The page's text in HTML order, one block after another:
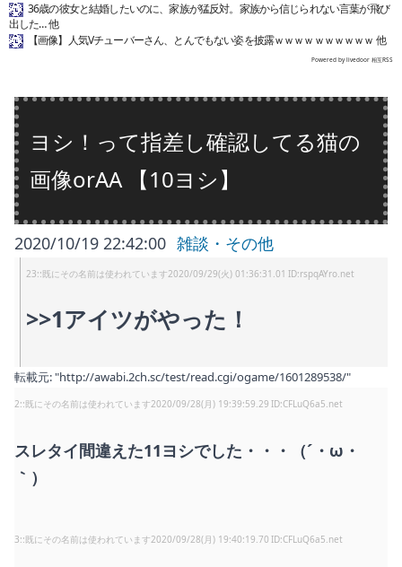
36歳の彼女と結婚したいのに、家族が猛反対。家族から信じられない言葉が飛び
出した… 他
【画像】人気Vチューバーさん、とんでもない姿を披露ｗｗｗｗｗｗｗｗｗｗ 他
Powered by livedoor 相互RSS
ヨシ！って指差し確認してる猫の
画像orAA 【10ヨシ】
2020/10/19 22:42:00 雑談・その他
23: 既にその名前は使われています2020/09/29(火) 01:36:31.01 rspqAYro.net
>>1アイツがやった！
転載元: "http://awabi.2ch.sc/test/read.cgi/ogame/1601289538/"
2: 既にその名前は使われています2020/09/28(月) 19:39:59.29 CFLuQ6a5.net
スレタイ間違えた11ヨシでした・・・（´・ω・
｀）
3: 既にその名前は使われています2020/09/28(月) 19:40:19.70 CFLuQ6a5.net